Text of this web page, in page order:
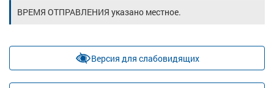
ВРЕМЯ ОТПРАВЛЕНИЯ указано местное.
Версия для слабовидящих